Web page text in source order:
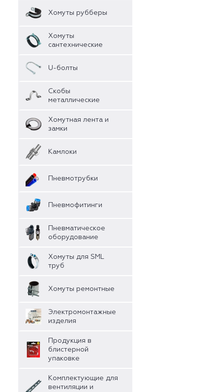
Хомуты рубберы
Хомуты
сантехнические
U-болты
Скобы
металлические
Хомутная лента и
замки
Камлоки
Пневмотрубки
Пневмофитинги
Пневматическое
оборудование
Хомуты для SML
труб
Хомуты ремонтные
Электромонтажные
изделия
Продукция в
блистерной
упаковке
Комплектующие для
вентиляции и